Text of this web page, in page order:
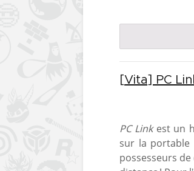
[Vita] PC
PC Linkest un
sur la portable
possesseurs